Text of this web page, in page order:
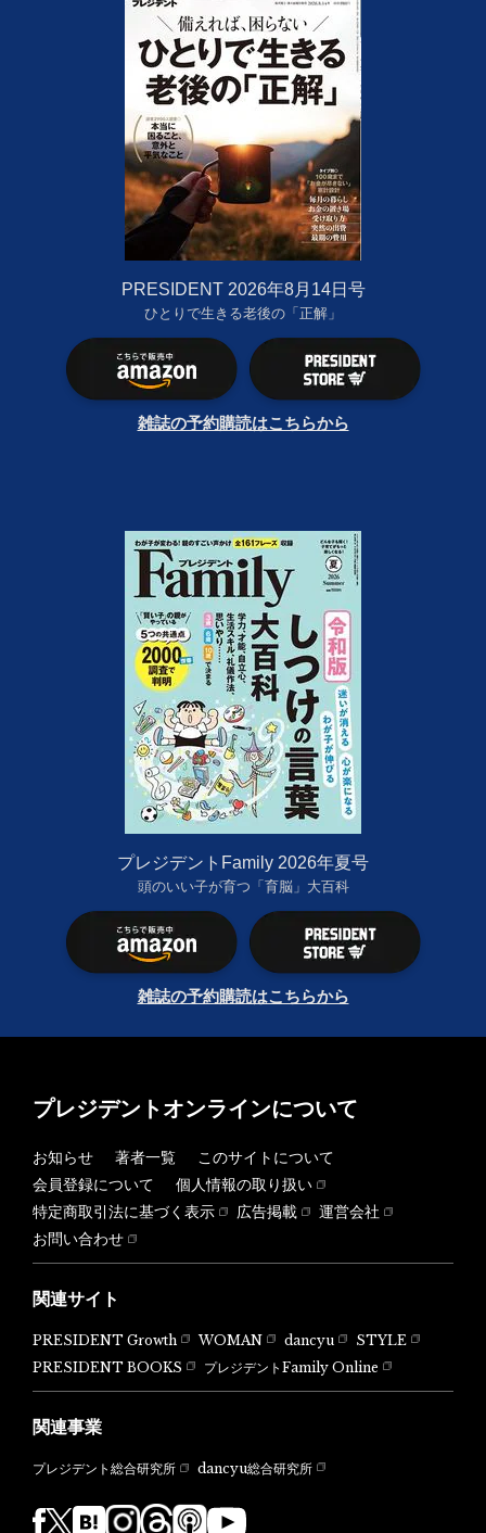
PRESIDENT 2026年8月14日号
ひとりで生きる老後の「正解」
雑誌の予約購読はこちらから
プレジデントFamily 2026年夏号
頭のいい子が育つ「育脳」大百科
雑誌の予約購読はこちらから
プレジデントオンラインについて
お知らせ 著者一覧
このサイトについて
会員登録について
個人情報の取り扱い
特定商取引法に基づく表示
広告掲載
運営会社
お問い合わせ
関連サイト
PRESIDENT Growth WOMAN dancyu
STYLE
PRESIDENT BOOKS
プレジデントFamily Online
関連事業
プレジデント総合研究所 dancyu総合研究所